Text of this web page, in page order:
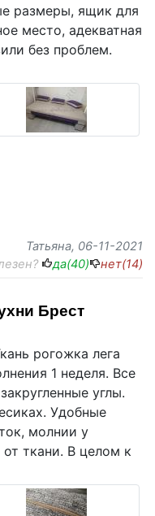
размеры, ящик для
место, адекватная
без проблем.
Татьяна, 06-11-2021
да(40) нет(14)
Брест
рогожка лега
1 неделя. Все
углы.
Удобные
молнии у
ткани. В целом к